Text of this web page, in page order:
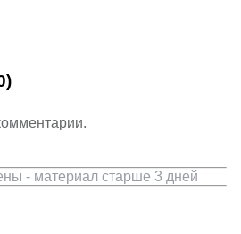
- материал старше 3 дней